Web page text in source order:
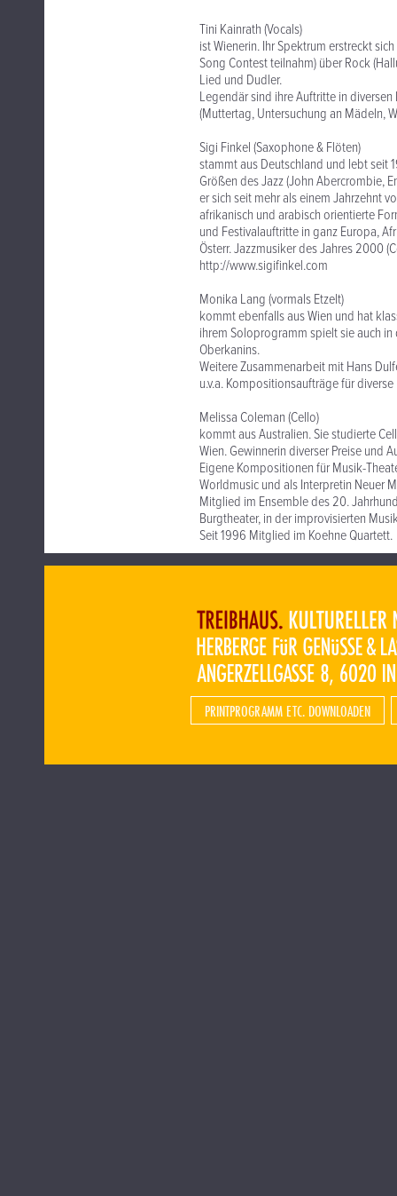
Tini Kainrath (Vocals)
ist Wienerin. Ihr Spektrum erstreckt
Song Contest teilnahm) über Rock
Lied und Dudler.
Legendär sind ihre Auftritte in
(Muttertag, Untersuchung an Mädeln,
Sigi Finkel (Saxophone & Flöten)
stammt aus Deutschland und lebt seit
Größen des Jazz (John Abercrombie,
er sich seit mehr als einem Jahrzehnt
afrikanisch und arabisch orientierte
und Festivalauftritte in ganz Europa,
Österr. Jazzmusiker des Jahres 2000
http://www.sigifinkel.com
Monika Lang (vormals Etzelt)
kommt ebenfalls aus Wien und hat
ihrem Soloprogramm spielt sie auch
Oberkanins.
Weitere Zusammenarbeit mit Hans
u.v.a. Kompositionsaufträge für
Melissa Coleman (Cello)
kommt aus Australien. Sie studierte
Wien. Gewinnerin diverser Preise und
Eigene Kompositionen für Musik-
Worldmusic und als Interpretin Neuer
Mitglied im Ensemble des 20.
Burgtheater, in der improvisierten
Seit 1996 Mitglied im Koehne Quartett.
PRINTPROGRAMM ETC. DOWNLOADEN